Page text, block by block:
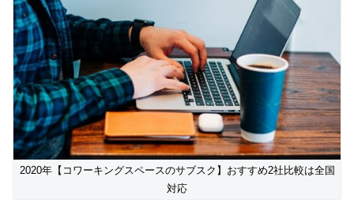
2020年【コワーキングスペースのサブスク】おすすめ2社比較は全国
対応